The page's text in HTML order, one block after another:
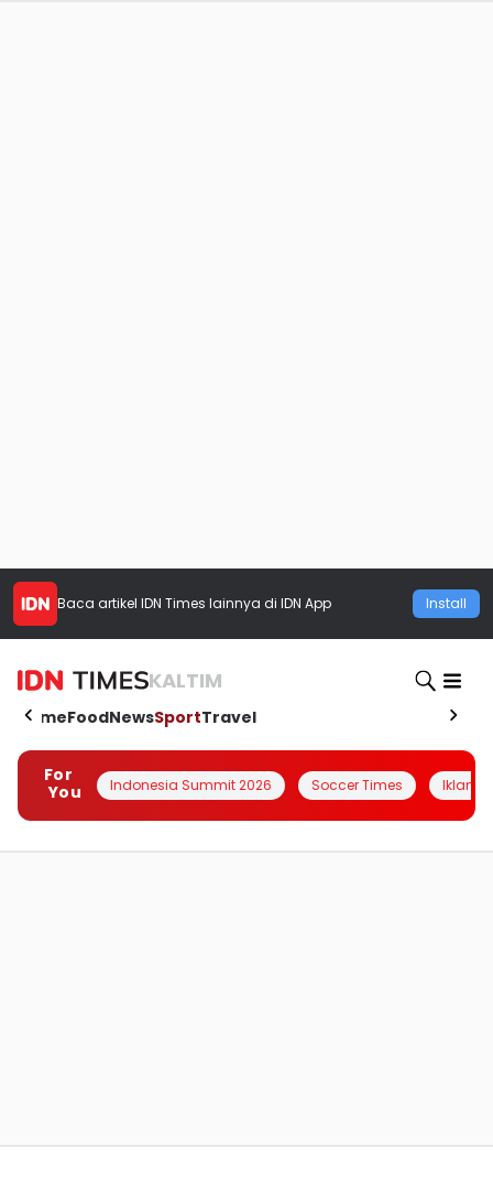
Baca artikel IDN Times lainnya di IDN App Install
KALTIM
HomeFoodNewsSportTravel
For
You
Indonesia Summit 2026 Soccer Times Iklanin